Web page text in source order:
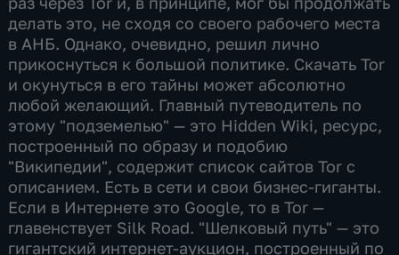
делать это, не сходя со своего рабочего места
в АНБ. Однако, очевидно, решил лично
прикоснуться к большой политике. Скачать Tor
и окунуться в его тайны может абсолютно
любой желающий. Главный путеводитель по
этому "подземелью" — это Hidden Wiki, ресурс,
построенный по образу и подобию
"Википедии", содержит список сайтов Tor с
описанием. Есть в сети и свои бизнес-гиганты.
Если в Интернете это Google, то в Tor —
главенствует Silk Road. "Шелковый путь" — это
гигантский интернет-аукцион, построенный по